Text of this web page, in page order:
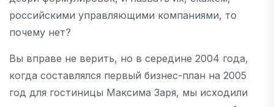
российскими управляющими компаниями, то
почему нет?
Вы вправе не верить, но в середине 2004 года,
когда составлялся первый бизнес-план на 2005
год для гостиницы Максима Заря, мы исходили